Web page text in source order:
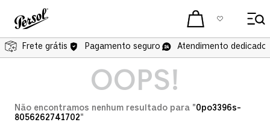
Frete grátis Pagamento seguro Atendimento dedicado
OOPS!
Não encontramos nenhum resultado para "0po3396s-
8056262741702"